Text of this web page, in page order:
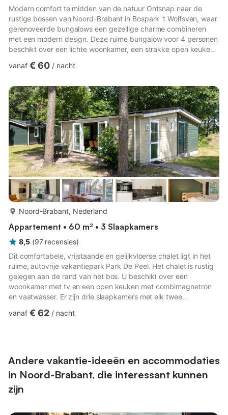
Modern comfort te midden van de natuur Ontsnap naar de
rustige bossen van Noord-Brabant in Bospark 't Wolfsven, waar
gerenoveerde bungalows een gezellige charme combineren
met een modern design. Deze ruime bungalow voor 4 personen
beschikt over een lichte woonkamer, een strakke open keuken
vernieuwde badkamer. Boven vindt u twee gezellige
goede nachtrust na een dag vol avontuur. Stap naar buiten op
het privéterras met tuinmeubilair en geniet van de geluiden van
de natuur. Huisdieren zi...
vanaf € 60 / nacht
Noord-Brabant, Nederland
Appartement • 60 m² • 3 Slaapkamers
8,5 (97 recensies)
Dit comfortabele, vrijstaande en gelijkvloerse chalet ligt in het
ruime, autovrije vakantiepark Park De Peel. Het chalet is rustig
gelegen aan de rand van het bos. U beschikt over een
woonkamer met tv en een open keuken met combimagnetron
en vaatwasser. Er zijn drie slaapkamers met elk twee
twee personen kunnen worden opgemaakt. De badkamer is
vakantiepa...
vanaf € 62 / nacht
Andere vakantie-ideeën en accommodaties
in Noord-Brabant, die interessant kunnen
zijn